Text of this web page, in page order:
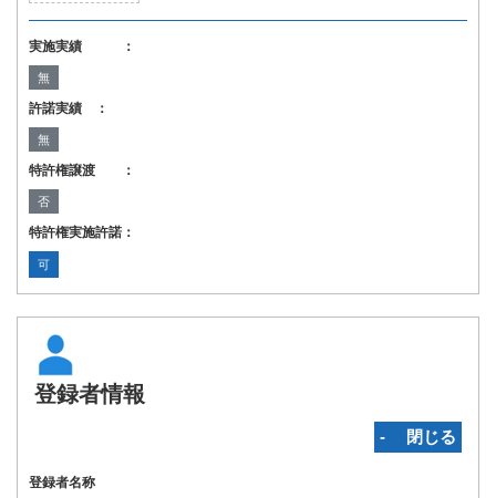
実施実績 ：
無
許諾実績 ：
無
特許権譲渡 ：
否
特許権実施許諾：
可
登録者情報
‐ 閉じる
登録者名称